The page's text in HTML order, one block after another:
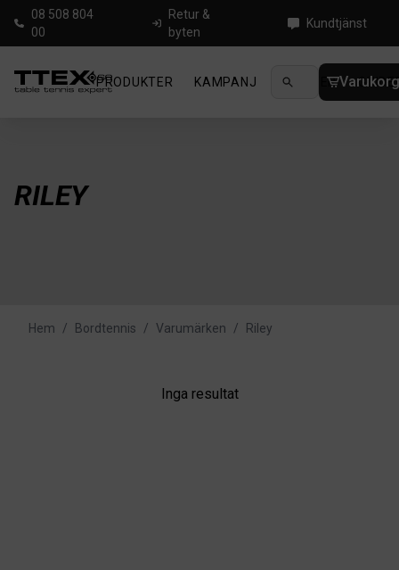
08 508 804
00
Retur &
byten
Kundtjänst
PRODUKTER KAMPANJ NYHETER
RILEY
Hem / Bordtennis / Varumärken / Riley
Inga resultat